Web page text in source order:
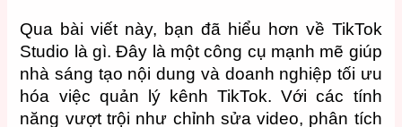
Qua bài viết này, bạn đã hiểu hơn về TikTok
Studio là gì. Đây là một công cụ mạnh mẽ giúp
nhà sáng tạo nội dung và doanh nghiệp tối ưu
hóa việc quản lý kênh TikTok. Với các tính
năng vượt trội như chỉnh sửa video, phân tích